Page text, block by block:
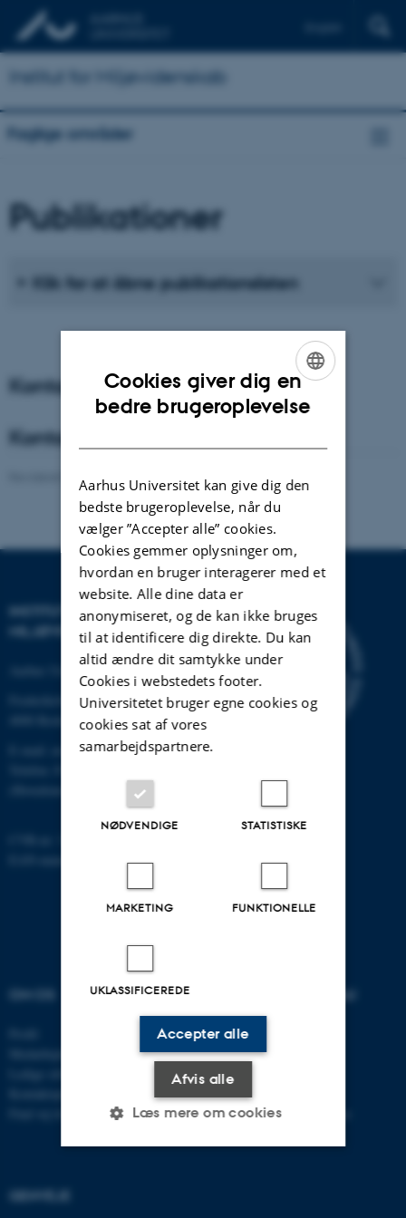
Institut for Miljøvidenskab
Faglige områder
Publikationer
Klik for at åbne publikationslisten
Kontaktpersoner - koordinator
Kontaktpersoner - Co-koordinator
Revideret 08.05.2025 Anne Winding
INSTITUT FOR
MILJØVIDENSKAB
Frederiksborgvej 399
4000 Roskilde
E-mail: envs@au.dk
(Hovedomstillingen på AU)
EAN-nummer: 5798000867000
OM OS
Find vej til instituttet
UDDANNELSER PÅ AU
Bachelor
Kandidat
Ingeniør
Efter- og videreuddannelse
GENVEJE
ENGLISH
Cookies giver dig en
bedre brugeroplevelse
Aarhus Universitet kan give dig den
bedste brugeroplevelse, når du
vælger ”Accepter alle” cookies.
Cookies gemmer oplysninger om,
hvordan en bruger interagerer med et
website. Alle dine data er
anonymiseret, og de kan ikke bruges
til at identificere dig direkte. Du kan
altid ændre dit samtykke under
Cookies i webstedets footer.
Universitetet bruger egne cookies og
cookies sat af vores
samarbejdspartnere.
NØDVENDIGE STATISTISKE
MARKETING FUNKTIONELLE
UKLASSIFICEREDE
Accepter alle
Afvis alle
Læs mere om cookies